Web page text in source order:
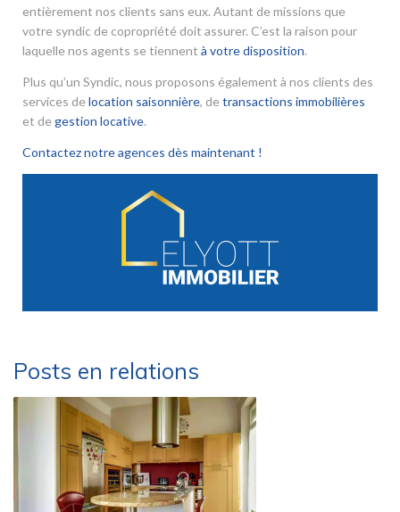
entièrement nos clients sans eux. Autant de missions que
votre syndic de copropriété doit assurer. C’est la raison pour
laquelle nos agents se tiennent à votre disposition.
Plus qu’un Syndic, nous proposons également à nos clients des
services de location saisonnière, de transactions immobilières
et de gestion locative.
Contactez notre agences dès maintenant !
Posts en relations